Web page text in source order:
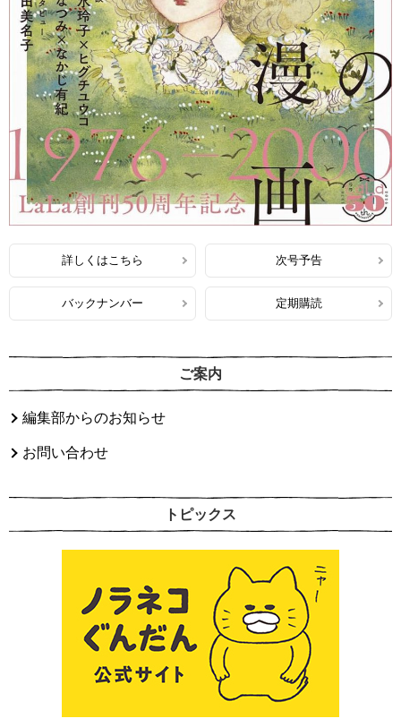
詳しくはこちら 次号予告
バックナンバー 定期購読
ご案内
編集部からのお知らせ
お問い合わせ
トピックス